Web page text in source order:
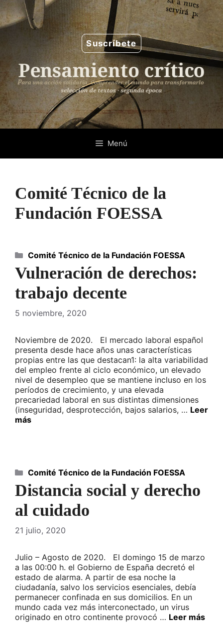
Saltar
al
contenido
Suscríbete
Menú
Comité Técnico de la
Fundación FOESSA
Vulneración de derechos:
trabajo decente
5 noviembre, 2020
Noviembre de 2020. El mercado laboral español
presenta desde hace años unas características
propias entre las que destacan1: la alta variabilidad
del empleo frente al ciclo económico, un elevado
nivel de desempleo que se mantiene incluso en los
períodos de crecimiento, y una elevada
precariedad laboral en sus distintas dimensiones
(inseguridad, desprotección, bajos salarios, … Leer
más
Categorías
Comité Técnico de la Fundación FOESSA
Distancia social y derecho
al cuidado
21 julio, 2020
Julio – Agosto de 2020. El domingo 15 de marzo
a las 00:00 h. el Gobierno de España decretó el
estado de alarma. A partir de esa noche la
ciudadanía, salvo los servicios esenciales, debía
permanecer confinada en sus domicilios. En un
mundo cada vez más interconectado, un virus
originado en otro continente provocó … Leer más
Categorías
Comité Técnico de la Fundación FOESSA